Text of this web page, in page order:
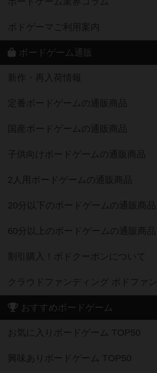
ボドゲーマご利用案内
ボードゲーム通販
新作・再入荷情報
定番ボードゲームの通販商品
国産ボードゲームの通販商品
子供向けボードゲームの通販商品
2人用ボードゲームの通販商品
20分以下のボードゲームの通販商品
60分以上のボードゲームの通販商品
割引購入！ボドクーポンについて
クラウドファンディング ボドファン
おすすめボードゲーム
お気に入りボードゲーム TOP50
興味ありボードゲーム TOP50